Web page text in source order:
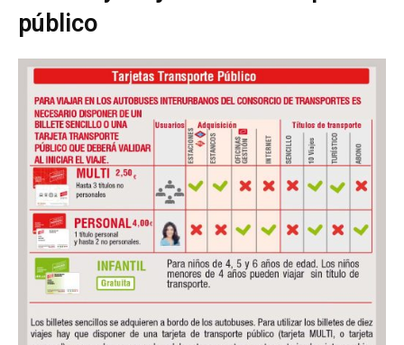
público